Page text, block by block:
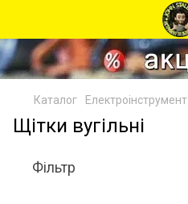
Каталог Електроінструмент
Щітки вугільні
Фільтр